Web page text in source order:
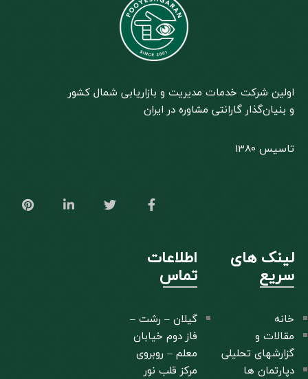
اولین شرکت خدمات مدیریت و بازاریابی شمال کشور
و بنیان‌گذار گارانتی مشاوره در ایران
تاسیس 1380
لینک های
سریع
خانه
مقالات و
گزارشهای تحلیلی
دپارتمان ها
اطلاعات
تماس
گیلان – رشت –
فاز دوم خیابان
معلم – روبروی
مرکز قلب نور